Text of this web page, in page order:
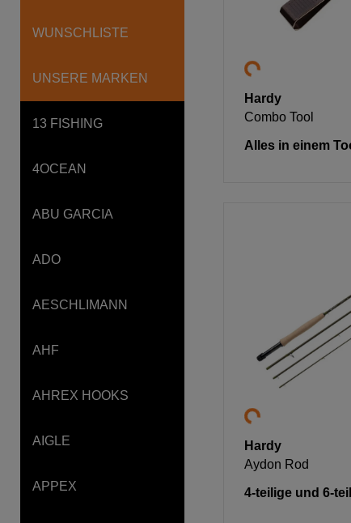
WUNSCHLISTE
UNSERE MARKEN
13 FISHING
4OCEAN
ABU GARCIA
ADO
AESCHLIMANN
AHF
AHREX HOOKS
AIGLE
APPEX
Hardy
Combo Tool
Alles in einem
Hardy
Aydon Rod
4-teilige und 6-